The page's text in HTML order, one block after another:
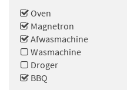
Oven
Magnetron
Afwasmachine
Wasmachine
Droger
BBQ